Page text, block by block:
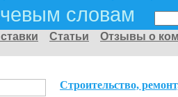
словам
Статьи
Отзывы о
Строительство,